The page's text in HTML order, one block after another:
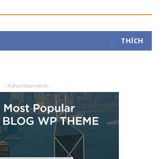
THÍCH
- Advertisement -